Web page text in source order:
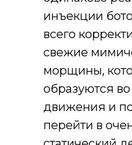
инъекции
всего
свежие
морщины,
образуются
движения и
перейти в